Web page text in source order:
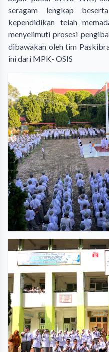
seragam lengkap
kependidikan telah
menyelimuti prosesi
dibawakan oleh tim
ini dari MPK- OSIS